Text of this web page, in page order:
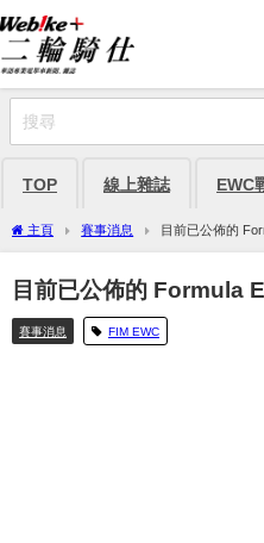
TOP 線上雜誌 EWC
主頁 賽事消息 目前已公佈的
目前已公佈的 Formula
賽事消息 FIM EWC